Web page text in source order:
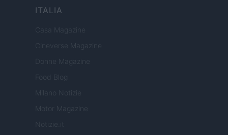
ITALIA
Casa Magazine
Cineverse Magazine
Donne Magazine
Food Blog
Milano Notizie
Motor Magazine
Notizie.it